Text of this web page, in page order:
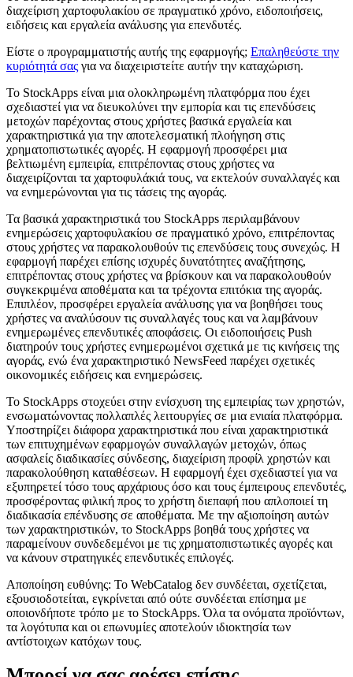
διαχείριση χαρτοφυλακίου σε πραγματικό χρόνο, ειδοποιήσεις,
ειδήσεις και εργαλεία ανάλυσης για επενδυτές.
Είστε ο προγραμματιστής αυτής της εφαρμογής; Επαληθεύστε την
κυριότητά σας για να διαχειριστείτε αυτήν την καταχώριση.
Το StockApps είναι μια ολοκληρωμένη πλατφόρμα που έχει
σχεδιαστεί για να διευκολύνει την εμπορία και τις επενδύσεις
μετοχών παρέχοντας στους χρήστες βασικά εργαλεία και
χαρακτηριστικά για την αποτελεσματική πλοήγηση στις
χρηματοπιστωτικές αγορές. Η εφαρμογή προσφέρει μια
βελτιωμένη εμπειρία, επιτρέποντας στους χρήστες να
διαχειρίζονται τα χαρτοφυλάκιά τους, να εκτελούν συναλλαγές και
να ενημερώνονται για τις τάσεις της αγοράς.
Τα βασικά χαρακτηριστικά του StockApps περιλαμβάνουν
ενημερώσεις χαρτοφυλακίου σε πραγματικό χρόνο, επιτρέποντας
στους χρήστες να παρακολουθούν τις επενδύσεις τους συνεχώς. Η
εφαρμογή παρέχει επίσης ισχυρές δυνατότητες αναζήτησης,
επιτρέποντας στους χρήστες να βρίσκουν και να παρακολουθούν
συγκεκριμένα αποθέματα και τα τρέχοντα επιτόκια της αγοράς.
Επιπλέον, προσφέρει εργαλεία ανάλυσης για να βοηθήσει τους
χρήστες να αναλύσουν τις συναλλαγές τους και να λαμβάνουν
ενημερωμένες επενδυτικές αποφάσεις. Οι ειδοποιήσεις Push
διατηρούν τους χρήστες ενημερωμένοι σχετικά με τις κινήσεις της
αγοράς, ενώ ένα χαρακτηριστικό NewsFeed παρέχει σχετικές
οικονομικές ειδήσεις και ενημερώσεις.
Το StockApps στοχεύει στην ενίσχυση της εμπειρίας των χρηστών,
ενσωματώνοντας πολλαπλές λειτουργίες σε μια ενιαία πλατφόρμα.
Υποστηρίζει διάφορα χαρακτηριστικά που είναι χαρακτηριστικά
των επιτυχημένων εφαρμογών συναλλαγών μετοχών, όπως
ασφαλείς διαδικασίες σύνδεσης, διαχείριση προφίλ χρηστών και
παρακολούθηση καταθέσεων. Η εφαρμογή έχει σχεδιαστεί για να
εξυπηρετεί τόσο τους αρχάριους όσο και τους έμπειρους επενδυτές,
προσφέροντας φιλική προς το χρήστη διεπαφή που απλοποιεί τη
διαδικασία επένδυσης σε αποθέματα. Με την αξιοποίηση αυτών
των χαρακτηριστικών, το StockApps βοηθά τους χρήστες να
παραμείνουν συνδεδεμένοι με τις χρηματοπιστωτικές αγορές και
να κάνουν στρατηγικές επενδυτικές επιλογές.
Αποποίηση ευθύνης: Το WebCatalog δεν συνδέεται, σχετίζεται,
εξουσιοδοτείται, εγκρίνεται από ούτε συνδέεται επίσημα με
οποιονδήποτε τρόπο με το StockApps. Όλα τα ονόματα προϊόντων,
τα λογότυπα και οι επωνυμίες αποτελούν ιδιοκτησία των
αντίστοιχων κατόχων τους.